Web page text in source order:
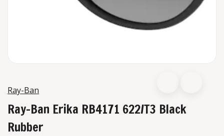
Ray-Ban
Ray-Ban Erika RB4171 622/T3 Black
Rubber